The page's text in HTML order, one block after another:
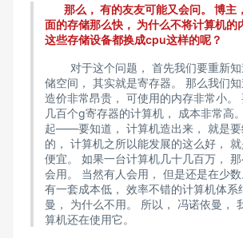
那么， 有的友友可能又会问。 博主
面的存储那么快， 为什么不将计算机的
这些存储设备都换成cpu这样的呢？
对于这个问题， 首先我们要重新知
储空间， 其实就是寄存器。 那么我们
造价非常昂贵， 可使用的内存非常小。
几百个g寄存器的计算机， 成本非常高
起——要知道， 计算机造出来， 就是要
的， 计算机之所以能发展的这么好，
便宜。 如果一台计算机几十几百万，
会用。 当然有人会用， 但是还是在少
有一套成本低， 效率不错的计算机体
曼， 为什么不用。 所以， 冯诺依曼，
算机还在使用它。